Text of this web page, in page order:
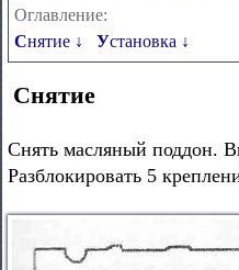
Оглавление:
Снятие ↓
Установка ↓
Снятие
Снять масляный поддон.
Разблокировать 5